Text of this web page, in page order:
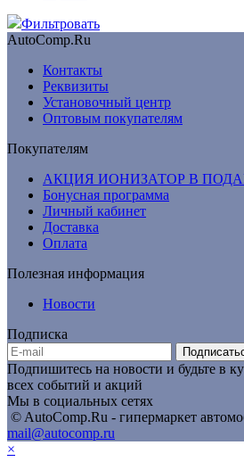
Фильтровать
AutoComp.Ru
Контакты
Реквизиты
Установочный центр
Оптовым покупателям
Покупателям
АКЦИЯ ИОНИЗАТОР В
Бонусная программа
Личный кабинет
Доставка
Оплата
Полезная информация
Новости
Подписка
Подпишитесь на новости и будьте в
всех событий и акций
Мы в социальных сетях
© AutoComp.Ru - гипермаркет
mail@autocomp.ru
×